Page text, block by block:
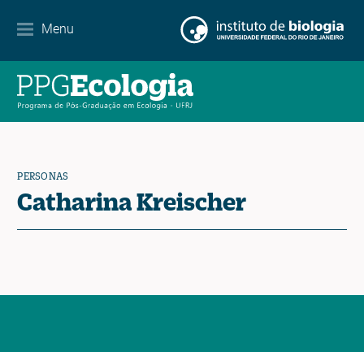
Menu
EN ES PT
PERSONAS
Catharina Kreischer